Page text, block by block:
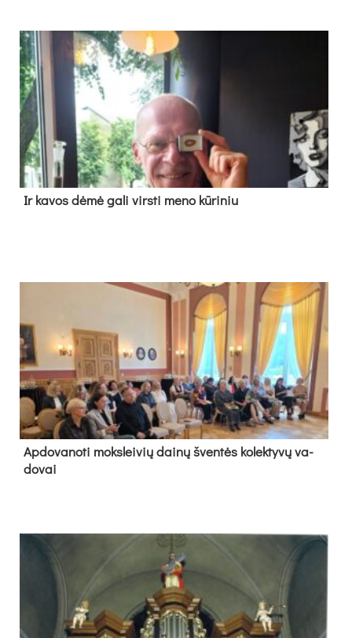
Ir ka­vos dė­mė ga­li virs­ti me­no kū­ri­niu
Ap­do­va­no­ti moks­lei­vių dai­nų šven­tės ko­lek­ty­vų va­
do­vai